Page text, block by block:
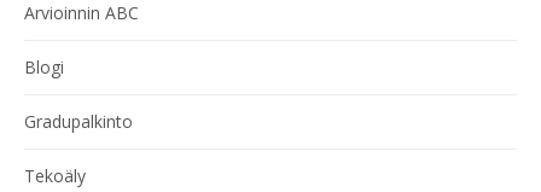
Arvioinnin ABC
Blogi
Gradupalkinto
Tekoäly